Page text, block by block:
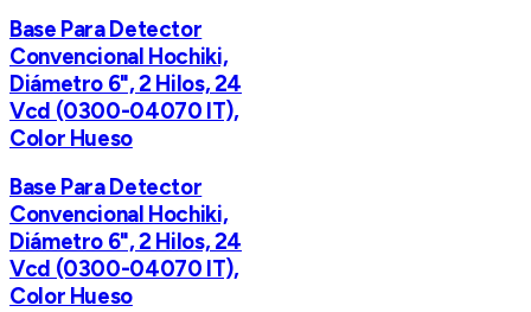
Base Para Detector
Convencional Hochiki,
Diámetro 6", 2 Hilos, 24
Vcd (0300-04070 IT),
Color Hueso
Base Para Detector
Convencional Hochiki,
Diámetro 6", 2 Hilos, 24
Vcd (0300-04070 IT),
Color Hueso